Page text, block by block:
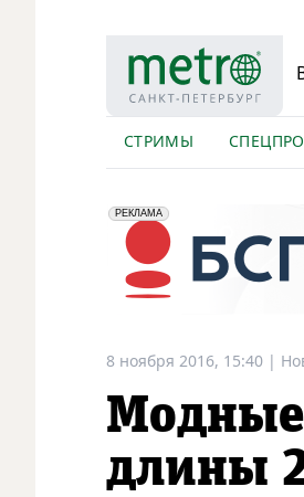
СТРИМЫ
erid: 2VfnxyFybV5
РЕКЛАМА
ПАО "Банк "Санкт-Петербург",
8 ноября 2016, 15:40 |
Модные
длины